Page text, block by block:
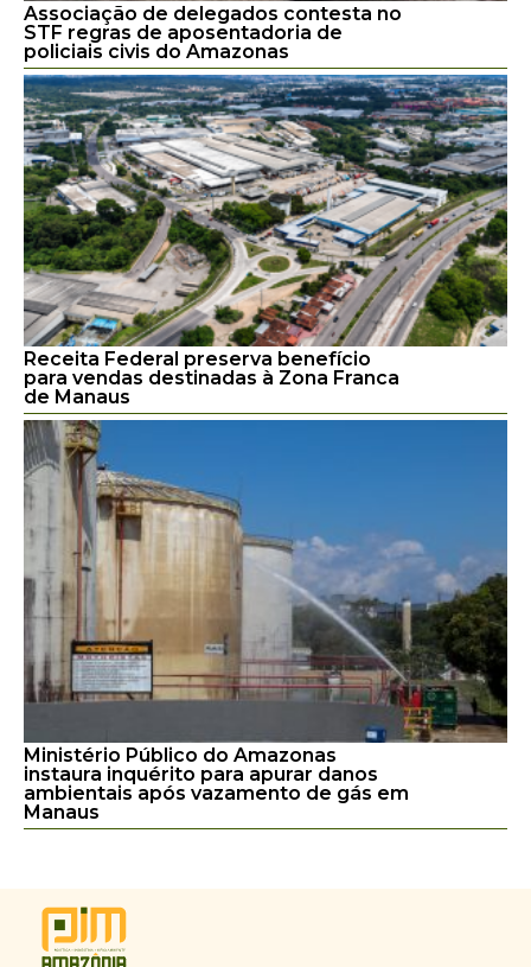
Associação de delegados contesta no
STF regras de aposentadoria de
policiais civis do Amazonas
Receita Federal preserva benefício
para vendas destinadas à Zona Franca
de Manaus
Ministério Público do Amazonas
instaura inquérito para apurar danos
ambientais após vazamento de gás em
Manaus